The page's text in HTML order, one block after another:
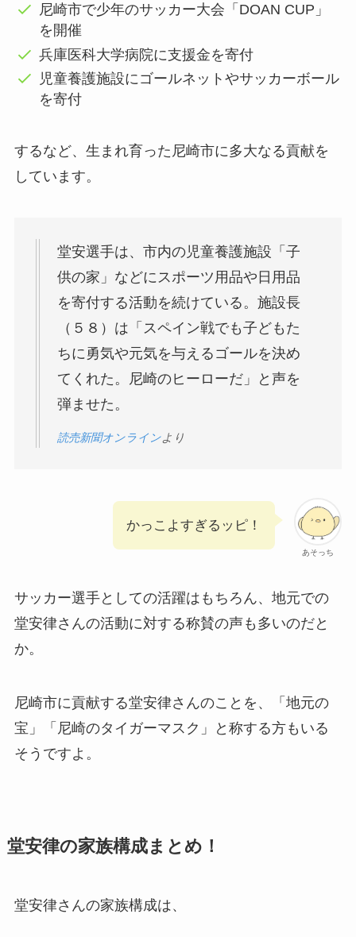
尼崎市で少年のサッカー大会「DOAN CUP」
を開催
兵庫医科大学病院に支援金を寄付
児童養護施設にゴールネットやサッカーボール
を寄付
するなど、生まれ育った尼崎市に多大なる貢献を
しています。
堂安選手は、市内の児童養護施設「子
供の家」などにスポーツ用品や日用品
を寄付する活動を続けている。施設長
（５８）は「スペイン戦でも子どもた
ちに勇気や元気を与えるゴールを決め
てくれた。尼崎のヒーローだ」と声を
弾ませた。
読売新聞オンラインより
あそっち
かっこよすぎるッピ！
サッカー選手としての活躍はもちろん、地元での
堂安律さんの活動に対する称賛の声も多いのだと
か。
尼崎市に貢献する堂安律さんのことを、「地元の
宝」「尼崎のタイガーマスク」と称する方もいる
そうですよ。
堂安律の家族構成まとめ！
堂安律さんの家族構成は、